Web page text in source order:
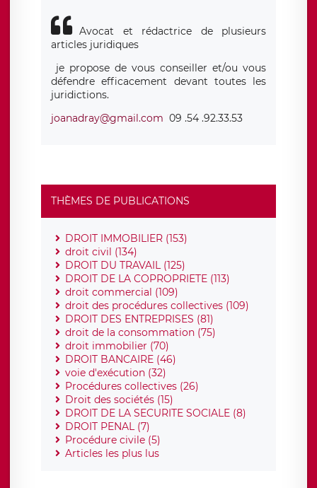
Avocat et rédactrice de plusieurs
articles juridiques
je propose de vous conseiller et/ou vous
défendre efficacement devant toutes les
juridictions.
joanadray@gmail.com 09 .54 .92.33.53
THÈMES DE PUBLICATIONS
DROIT IMMOBILIER (153)
droit civil (134)
DROIT DU TRAVAIL (125)
DROIT DE LA COPROPRIETE (113)
droit commercial (109)
droit des procédures collectives (109)
DROIT DES ENTREPRISES (81)
droit de la consommation (75)
droit immobilier (70)
DROIT BANCAIRE (46)
voie d'exécution (32)
Procédures collectives (26)
Droit des sociétés (15)
DROIT DE LA SECURITE SOCIALE (8)
DROIT PENAL (7)
Procédure civile (5)
Articles les plus lus